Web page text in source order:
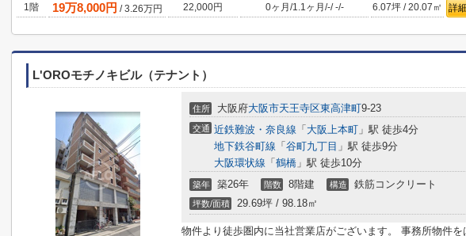
1階
19万8,000円 /3.26万円 22,000円 0ヶ月 /1.1ヶ月 /-/-/- 6.07坪 / 20.07㎡ 詳
L'OROモチノキビル（テナント）
住所 大阪府大阪市天王寺区東高津町9-23
交通 近鉄難波・奈良線 「 大阪上本町 」駅 徒歩4分
地下鉄谷町線 「 谷町九丁目 」駅 徒歩9分
大阪環状線 「 鶴橋 」駅 徒歩10分
築年 築26年 階数 8階建 構造 鉄筋コンクリート
坪数/面積 29.69坪 / 98.18㎡
物件より徒歩圏内に当社営業店がございます。 事務所物件